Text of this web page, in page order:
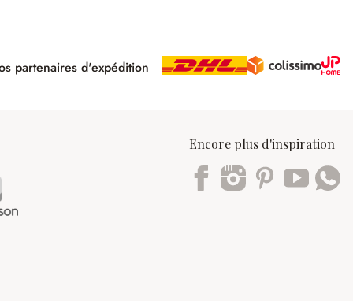
partenaires d'expédition
Encore plus d'inspiration